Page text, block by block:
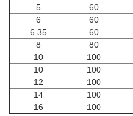
5
60
6
60
6.35
60
8
80
10
100
10
100
12
100
14
100
16
100